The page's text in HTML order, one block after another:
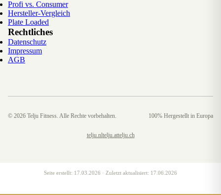
Profi vs. Consumer
Hersteller-Vergleich
Plate Loaded
Rechtliches
Datenschutz
Impressum
AGB
© 2026 Telju Fitness. Alle Rechte vorbehalten. 100% Hergestellt in Europa
telju.nltelju.attelju.ch
Seite erstellt: 17.03.2026 · Zuletzt aktualisiert: 17.06.2026